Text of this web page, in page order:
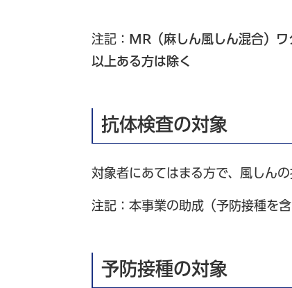
注記： MR（麻しん風しん混合）
以上ある方は除く
抗体検査の対象
対象者にあてはまる方で、風しん
注記：本事業の助成（予防接種を
予防接種の対象